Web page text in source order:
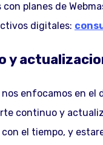
con planes de
digitales:
y
nos enfocamos en
continuo y
el tiempo, y